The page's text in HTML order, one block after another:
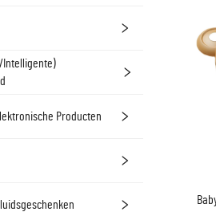
Intelligente)
Producten